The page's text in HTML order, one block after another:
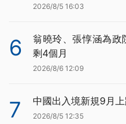
2026/8/5 16:03
6
翁曉玲、張惇涵為政
剩4個月
2026/8/6 12:09
7 中國出入境新規9月
2026/8/5 12:35